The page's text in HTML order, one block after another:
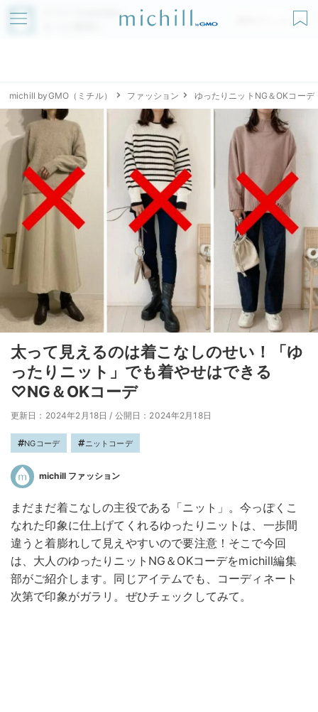
アプリでmichillが
無料ダウンロード
michill byGMO（ミチル） ファッション ゆったりニットNG＆OKコーデ
太って見えるのは着こなしのせい！「ゆ
ったりニット」でも着やせはできる
♡NG＆OKコーデ
更新日：2024年2月18日 / 公開日：2024年2月18日
NGコーデ ニットコーデ
michill ファッション
まだまだ着こなしの主役である「ニット」。今っぽくこ
なれた印象に仕上げてくれるゆったりニットは、一歩間
違うと着膨れして見えやすいので要注意！そこで今回
は、大人のゆったりニットNG＆OKコーデをmichill編集
部がご紹介します。同じアイテムでも、コーディネート
次第で印象がガラリ。ぜひチェックしてみて。